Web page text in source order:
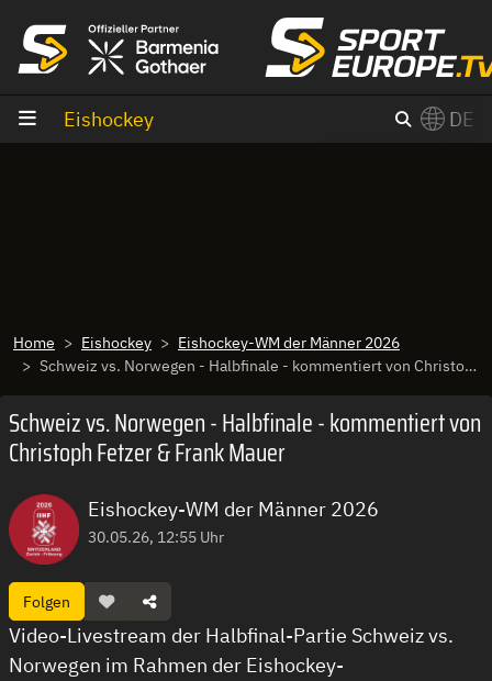
Eishockey DE
Home Eishockey
Eishockey-WM der Männer 2026
Schweiz vs. Norwegen - Halbfinale - kommentiert von Christoph Fetzer & Frank Mauer
Schweiz vs. Norwegen - Halbfinale - kommentiert von
Christoph Fetzer & Frank Mauer
Eishockey-WM der Männer 2026
30.05.26, 12:55 Uhr
Folgen
Video-Livestream der Halbfinal-Partie Schweiz vs.
Norwegen im Rahmen der Eishockey-